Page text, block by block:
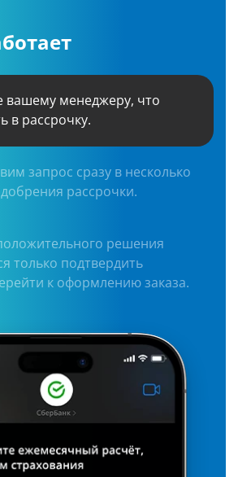
вашему менеджеру, что
в рассрочку.
запрос сразу в несколько
рассрочки.
решения
только подтвердить
к оформлению заказа.